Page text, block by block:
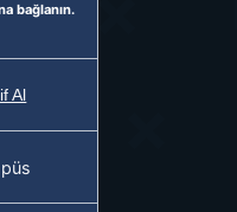
bağlanın.
Al